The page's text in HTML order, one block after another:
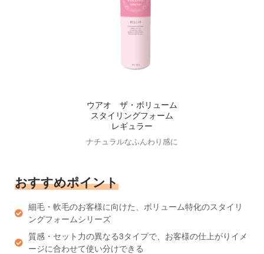
ウアオ ザ・ボリューム
スタイリングフォーム
レギュラー
ナチュラルなふんわり感に
おすすめポイント
細毛・軟毛のお客様に向けた、ボリューム特化のスタイリ
ングフォームシリーズ
質感・セット力の異なる3タイプで、お客様の仕上がりイメ
ージに合わせて使い分けできる